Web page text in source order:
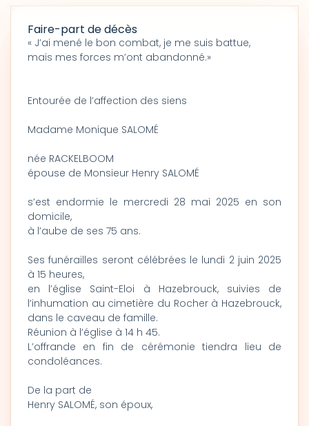
Faire-part de décès
« J’ai mené le bon combat, je me suis battue,
mais mes forces m’ont abandonné.»
Entourée de l’affection des siens
Madame Monique SALOMÉ
née RACKELBOOM
épouse de Monsieur Henry SALOMÉ
s’est endormie le mercredi 28 mai 2025 en son
domicile,
à l’aube de ses 75 ans.
Ses funérailles seront célébrées le lundi 2 juin 2025
à 15 heures,
en l’église Saint-Eloi à Hazebrouck, suivies de
l’inhumation au cimetière du Rocher à Hazebrouck,
dans le caveau de famille.
Réunion à l’église à 14 h 45.
L’offrande en fin de cérémonie tiendra lieu de
condoléances.
De la part de
Henry SALOMÉ, son époux,